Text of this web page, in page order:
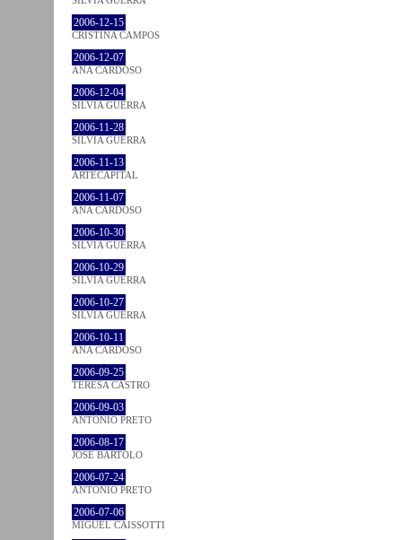
2006-12-15
CRISTINA CAMPOS
2006-12-07
ANA CARDOSO
2006-12-04
SÍLVIA GUERRA
2006-11-28
SÍLVIA GUERRA
2006-11-13
ARTECAPITAL
2006-11-07
ANA CARDOSO
2006-10-30
SÍLVIA GUERRA
2006-10-29
SÍLVIA GUERRA
2006-10-27
SÍLVIA GUERRA
2006-10-11
ANA CARDOSO
2006-09-25
TERESA CASTRO
2006-09-03
ANTÓNIO PRETO
2006-08-17
JOSÉ BÁRTOLO
2006-07-24
ANTÓNIO PRETO
2006-07-06
MIGUEL CAISSOTTI